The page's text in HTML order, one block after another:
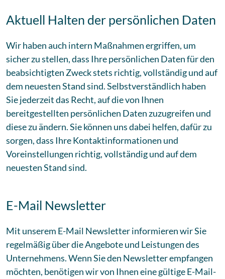
Aktuell Halten der persönlichen Daten
Wir haben auch intern Maßnahmen ergriffen, um
sicher zu stellen, dass Ihre persönlichen Daten für den
beabsichtigten Zweck stets richtig, vollständig und auf
dem neuesten Stand sind. Selbstverständlich haben
Sie jederzeit das Recht, auf die von Ihnen
bereitgestellten persönlichen Daten zuzugreifen und
diese zu ändern. Sie können uns dabei helfen, dafür zu
sorgen, dass Ihre Kontaktinformationen und
Voreinstellungen richtig, vollständig und auf dem
neuesten Stand sind.
E-Mail Newsletter
Mit unserem E-Mail Newsletter informieren wir Sie
regelmäßig über die Angebote und Leistungen des
Unternehmens. Wenn Sie den Newsletter empfangen
möchten, benötigen wir von Ihnen eine gültige E-Mail-